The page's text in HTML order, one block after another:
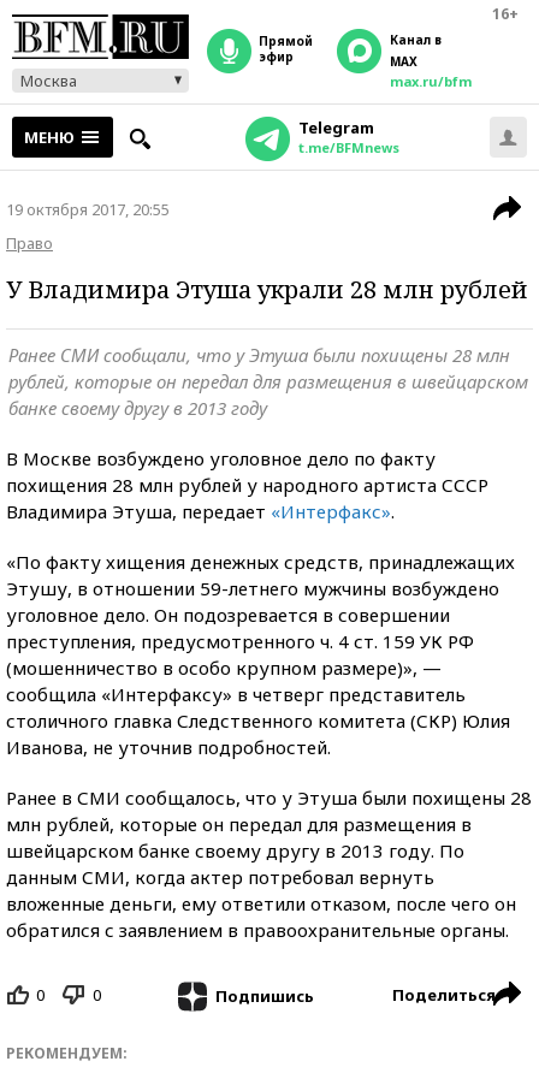
16+
Москва
прямой
эфир
Канал в
MAX
max.ru/bfm
МЕНЮ Telegram
t.me/BFMnews
19 октября 2017, 20:55
Право
У Владимира Этуша украли 28 млн рублей
Ранее СМИ сообщали, что у Этуша были похищены 28 млн
рублей, которые он передал для размещения в швейцарском
банке своему другу в 2013 году
В Москве возбуждено уголовное дело по факту
похищения 28 млн рублей у народного артиста СССР
Владимира Этуша, передает «Интерфакс».
«По факту хищения денежных средств, принадлежащих
Этушу, в отношении 59-летнего мужчины возбуждено
уголовное дело. Он подозревается в совершении
преступления, предусмотренного ч. 4 ст. 159 УК РФ
(мошенничество в особо крупном размере)», —
сообщила «Интерфаксу» в четверг представитель
столичного главка Следственного комитета (СКР) Юлия
Иванова, не уточнив подробностей.
Ранее в СМИ сообщалось, что у Этуша были похищены 28
млн рублей, которые он передал для размещения в
швейцарском банке своему другу в 2013 году. По
данным СМИ, когда актер потребовал вернуть
вложенные деньги, ему ответили отказом, после чего он
обратился с заявлением в правоохранительные органы.
0 0 Подпишись Поделиться
РЕКОМЕНДУЕМ: